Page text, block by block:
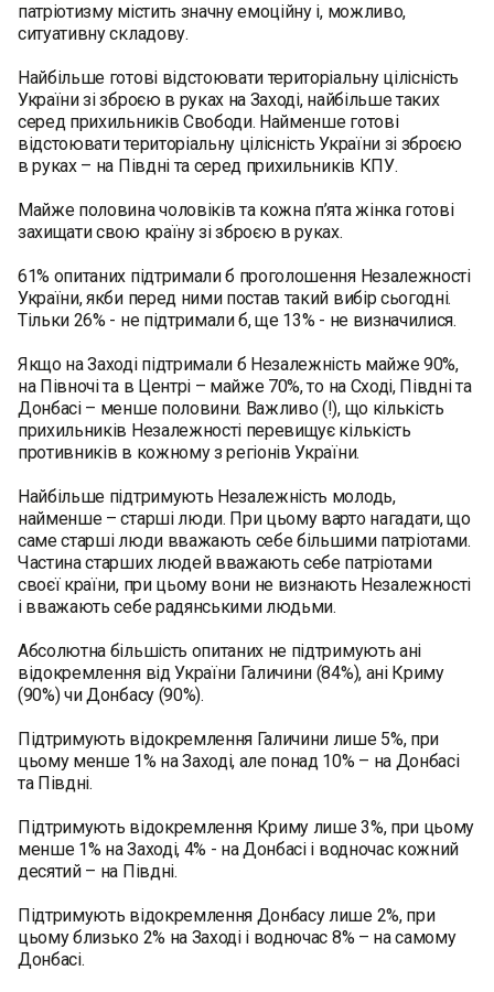
патріотизму містить значну емоційну і, можливо,
ситуативну складову.
Найбільше готові відстоювати територіальну цілісність
України зі зброєю в руках на Заході, найбільше таких
серед прихильників Свободи. Найменше готові
відстоювати територіальну цілісність України зі зброєю
в руках – на Півдні та серед прихильників КПУ.
Майже половина чоловіків та кожна п’ята жінка готові
захищати свою країну зі зброєю в руках.
61% опитаних підтримали б проголошення Незалежності
України, якби перед ними постав такий вибір сьогодні.
Тільки 26% - не підтримали б, ще 13% - не визначилися.
Якщо на Заході підтримали б Незалежність майже 90%,
на Півночі та в Центрі – майже 70%, то на Сході, Півдні та
Донбасі – менше половини. Важливо (!), що кількість
прихильників Незалежності перевищує кількість
противників в кожному з регіонів України.
Найбільше підтримують Незалежність молодь,
найменше – старші люди. При цьому варто нагадати, що
саме старші люди вважають себе більшими патріотами.
Частина старших людей вважають себе патріотами
своєї країни, при цьому вони не визнають Незалежності
і вважають себе радянськими людьми.
Абсолютна більшість опитаних не підтримують ані
відокремлення від України Галичини (84%), ані Криму
(90%) чи Донбасу (90%).
Підтримують відокремлення Галичини лише 5%, при
цьому менше 1% на Заході, але понад 10% – на Донбасі
та Півдні.
Підтримують відокремлення Криму лише 3%, при цьому
менше 1% на Заході, 4% - на Донбасі і водночас кожний
десятий – на Півдні.
Підтримують відокремлення Донбасу лише 2%, при
цьому близько 2% на Заході і водночас 8% – на самому
Донбасі.